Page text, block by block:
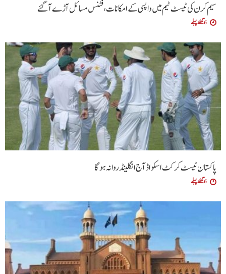
سیم کرن کی ٹیسٹ ٹیم میں واپسی کے امکانات،فٹنس مسائل آڑے آگئے
6 گھنٹے پہلے
پاکستان ٹیسٹ کرکٹ اسکواڈ آج انگلینڈ روانہ ہوگا
6 گھنٹے پہلے